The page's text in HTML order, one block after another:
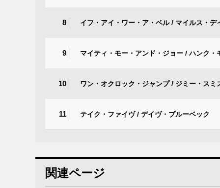
8 イフ・アイ・ワー・ア・ベル / マイルス・デ
9 マイティ・モー・アンド・ジョー / ハンク・
10 ワン・オクロック・ジャンプ / ジミー・スミ
11 テイク・ファイヴ / デイヴ・ブルーベック
関連ページ